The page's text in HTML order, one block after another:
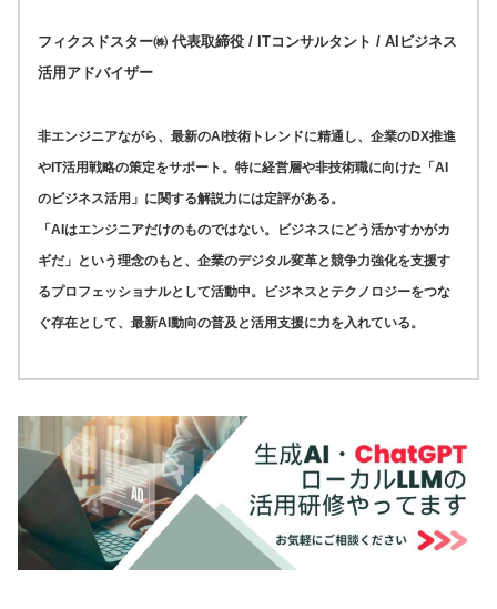
フィクスドスター㈱ 代表取締役 / ITコンサルタント / AIビジネス
活用アドバイザー
非エンジニアながら、最新のAI技術トレンドに精通し、企業のDX推進
やIT活用戦略の策定をサポート。特に経営層や非技術職に向けた「AI
のビジネス活用」に関する解説力には定評がある。
「AIはエンジニアだけのものではない。ビジネスにどう活かすかがカ
ギだ」という理念のもと、企業のデジタル変革と競争力強化を支援す
るプロフェッショナルとして活動中。ビジネスとテクノロジーをつな
ぐ存在として、最新AI動向の普及と活用支援に力を入れている。